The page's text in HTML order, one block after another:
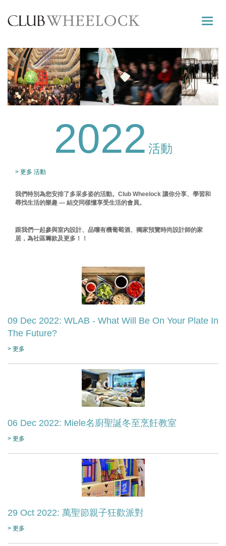
Toggle
2022 活動
> 更多 活動
我們特別為您安排了多采多姿的活動。Club Wheelock 讓你分享、學習和
尋找生活的樂趣 — 結交同樣懂享受生活的會員。
跟我們一起參與室內設計、品嚐有機葡萄酒、獨家預覽時尚設計師的家
居，為社區籌款及更多！！
09 Dec 2022: WLAB - What Will Be On Your Plate In
The Future?
> 更多
06 Dec 2022: Miele名廚聖誕冬至烹飪教室
> 更多
29 Oct 2022: 萬聖節親子狂歡派對
> 更多